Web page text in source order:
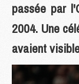
passée par
2004. Une
avaient